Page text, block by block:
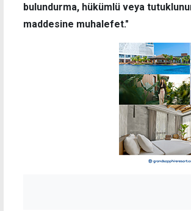
bulundurma, hükümlü veya
maddesine muhalefet."